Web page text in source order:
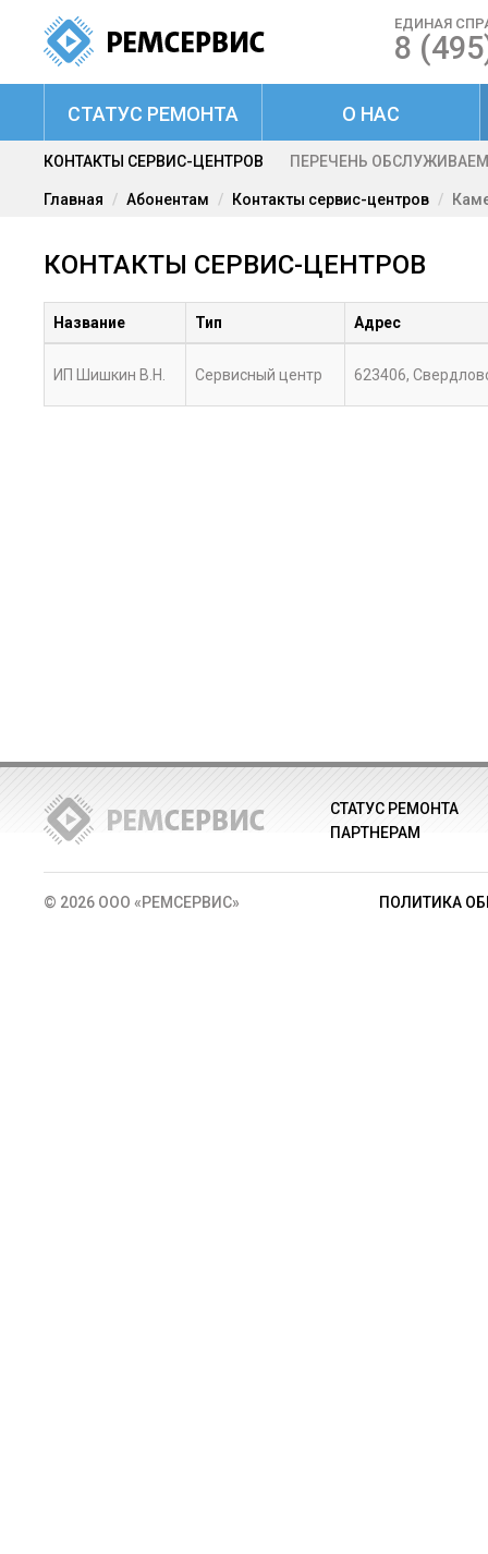
ЕДИНАЯ
8
СТАТУС РЕМОНТА О НАС
КОНТАКТЫ СЕРВИС-ЦЕНТРОВ ПЕРЕЧЕНЬ
Главная Абонентам Контакты сервис-центров
КОНТАКТЫ СЕРВИС-ЦЕНТРОВ
Название Тип Адрес
ИП Шишкин В.Н. Сервисный центр 623406,
СТАТУС РЕМОНТА
ПАРТНЕРАМ
© 2026 ООО «РЕМСЕРВИС» ПОЛИТИКА